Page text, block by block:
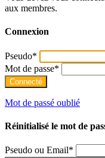
aux membres.
Connexion
Pseudo*
Mot de passe*
Mot de passé oublié
Réinitialisé le mot de
Pseudo ou Email*